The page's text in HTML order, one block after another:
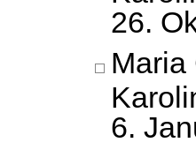
26.
Maria
6.